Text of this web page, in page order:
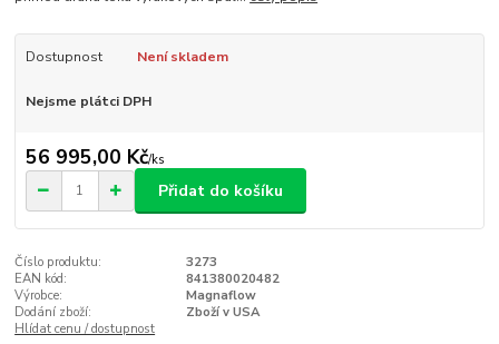
Dostupnost Není skladem
Nejsme plátci DPH
56 995,00 Kč/ks
Přidat do košíku
Číslo produktu:
3273
EAN kód:
841380020482
Výrobce:
Magnaflow
Dodání zboží:
Zboží v USA
Hlídat cenu / dostupnost